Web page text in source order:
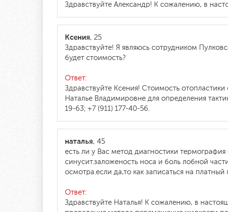
Здравствуйте Александр! К сожалению, в
Ксения, 25
Здравствуйте! Я являюсь сотрудником
будет стоимость?
Ответ:
Здравствуйте Ксения! Стоимость
Наталье Владимировне для определения
19-63; +7 (911) 177-40-56.
наталья, 45
есть ли у Вас метод диагностики
синусит.заложеность носа и боль лобной
осмотра.если да,то как записаться на
Ответ:
Здравствуйте Наталья! К сожалению, в